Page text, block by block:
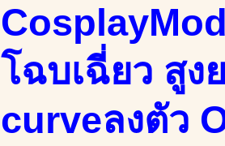
โฉบเฉี่ยว สูง
curveลงตัว